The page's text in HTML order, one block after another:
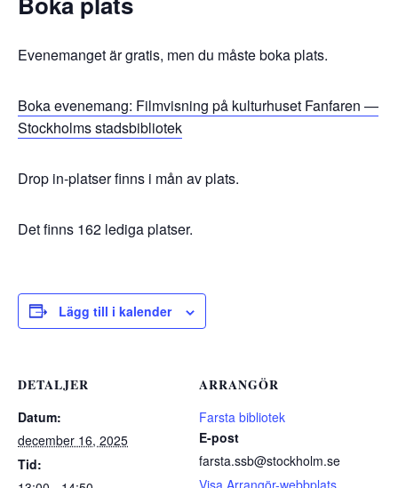
Evenemanget är gratis, men du måste boka plats.
Boka evenemang: Filmvisning på kulturhuset Fanfaren —
Stockholms stadsbibliotek
Drop in-platser finns i mån av plats.
Det finns 162 lediga platser.
Lägg till i kalender
DETALJER
Datum:
december 16, 2025
Tid:
ARRANGÖR
Farsta bibliotek
E-post
farsta.ssb@stockholm.se
Visa Arrangör-webbplats